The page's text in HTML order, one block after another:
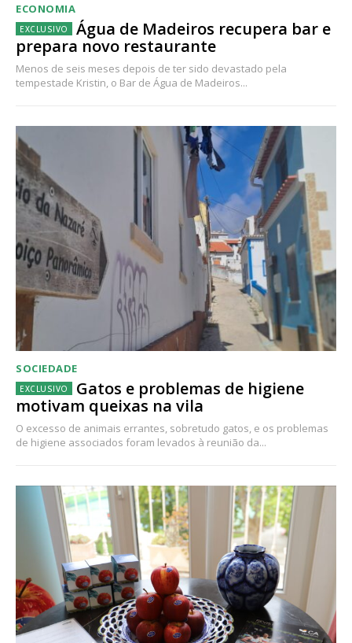
ECONOMIA
Água de Madeiros recupera bar e
prepara novo restaurante
Menos de seis meses depois de ter sido devastado pela
tempestade Kristin, o Bar de Água de Madeiros...
SOCIEDADE
Gatos e problemas de higiene
motivam queixas na vila
O excesso de animais errantes, sobretudo gatos, e os problemas
de higiene associados foram levados à reunião da...